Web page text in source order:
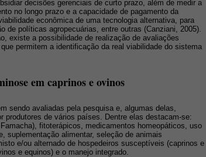
decisões gerenciais de curto prazo, além de medir a
no longo prazo e a capacidade de pagamento da
econômica de uma tecnologia alternativa, para
de políticas agropecuárias, entre outras (Canziani, 2005).
existe a possibilidade de realização de avaliações
permitem a identificação da real viabilidade do sistema
em caprinos e ovinos
sendo avaliadas pela pesquisa e, algumas delas,
produtores de vários países. Dentre elas destacam-se:
fitoterápicos, medicamentos homeopáticos, uso
suplementação alimentar, seleção de animais
e/ou alternado de hospedeiros susceptíveis (caprinos e
e equinos) e o manejo integrado.